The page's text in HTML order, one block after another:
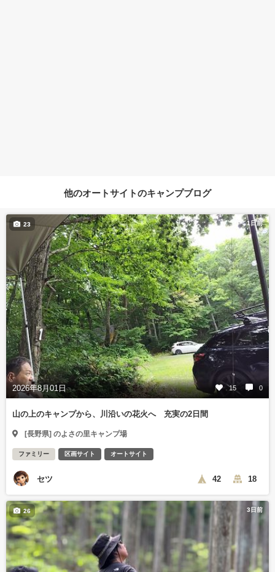
他のオートサイトのキャンプブログ
1日前
2026年8月01日 15 0
23
山の上のキャンプから、川沿いの花火へ 充実の2日間
[長野県] のよさの里キャンプ場
ファミリー 区画サイト オートサイト
セツ 42 18
3日前
26